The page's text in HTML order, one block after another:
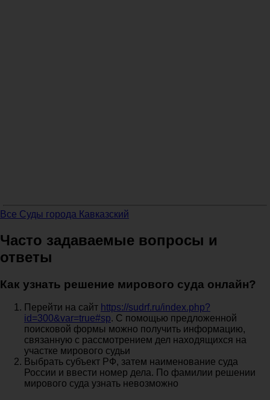
Все Суды города Кавказский
Часто задаваемые вопросы и
ответы
Как узнать решение мирового суда онлайн?
Перейти на сайт https://sudrf.ru/index.php?
id=300&var=true#sp. С помощью предложенной
поисковой формы можно получить информацию,
связанную с рассмотрением дел находящихся на
участке мирового судьи
Выбрать субъект РФ, затем наименование суда
России и ввести номер дела. По фамилии решении
мирового суда узнать невозможно